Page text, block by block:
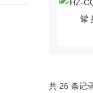
共 26 条记